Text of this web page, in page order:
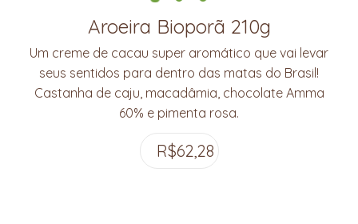
Aroeira Bioporã 210g
Um creme de cacau super aromático que vai levar
seus sentidos para dentro das matas do Brasil!
Castanha de caju, macadâmia, chocolate Amma
60% e pimenta rosa.
R$62,28